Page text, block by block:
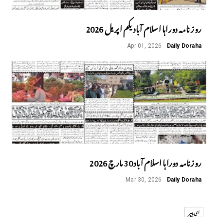
روز نامہ دوراہا اسلام آباد یکم اپریل 2026
Daily Doraha
Apr 01, 2026
روزنامہ دوراہا اسلام آباد 30 مارچ 2026
Daily Doraha
Mar 30, 2026
ای پیپر